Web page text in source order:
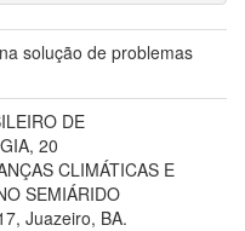
solução de problemas
DE
20
CLIMÁTICAS E
SEMIÁRIDO
Juazeiro, BA.